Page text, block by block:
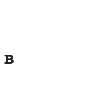
в